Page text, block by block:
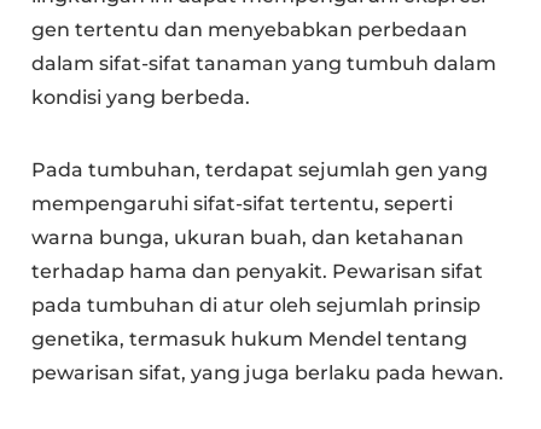
gen tertentu dan menyebabkan perbedaan
dalam sifat-sifat tanaman yang tumbuh dalam
kondisi yang berbeda.
Pada tumbuhan, terdapat sejumlah gen yang
mempengaruhi sifat-sifat tertentu, seperti
warna bunga, ukuran buah, dan ketahanan
terhadap hama dan penyakit. Pewarisan sifat
pada tumbuhan di atur oleh sejumlah prinsip
genetika, termasuk hukum Mendel tentang
pewarisan sifat, yang juga berlaku pada hewan.